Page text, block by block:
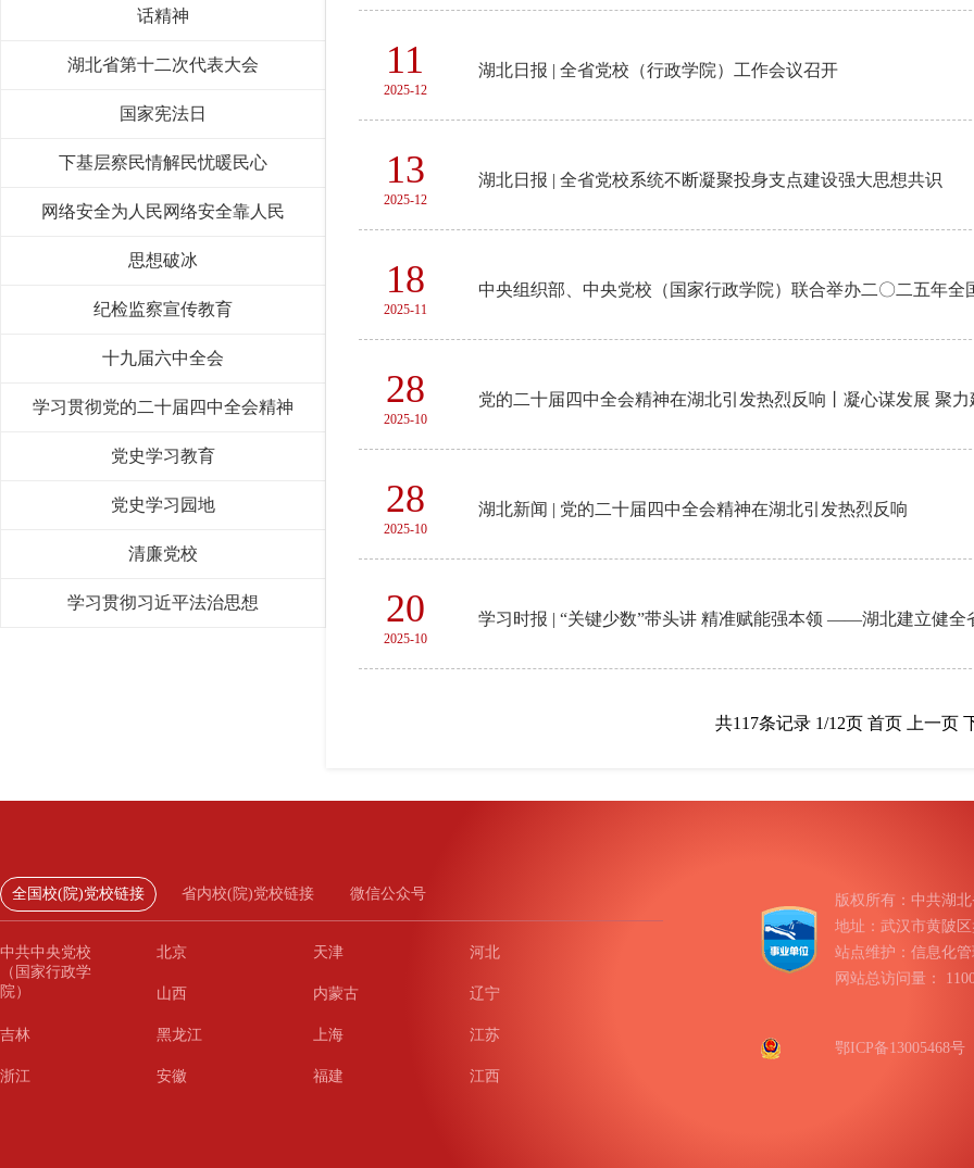
话精神
湖北省第十二次代表大会
国家宪法日
下基层察民情解民忧暖民心
网络安全为人民网络安全靠人民
思想破冰
纪检监察宣传教育
十九届六中全会
学习贯彻党的二十届四中全会精神
党史学习教育
党史学习园地
清廉党校
学习贯彻习近平法治思想
11
2025-12
湖北日报 | 全省党校（行政学院）工作会议召开
13
2025-12
湖北日报 | 全省党校系统不断凝聚投身支点建设强大思想共识
18
2025-11
中央组织部、中央党校（国家行政学院）联合举办二〇二五年全
28
2025-10
党的二十届四中全会精神在湖北引发热烈反响丨凝心谋发展 聚力
28
2025-10
湖北新闻 | 党的二十届四中全会精神在湖北引发热烈反响
20
2025-10
学习时报 | “关键少数”带头讲 精准赋能强本领 ——湖北建立健全
共117条记录 1/12页 首页 上一页
全国校(院)党校链接 省内校(院)党校链接 微信公众号
中共中央党校
（国家行政学
院）
北京 天津 河北
山西 内蒙古 辽宁
吉林 黑龙江 上海 江苏
浙江 安徽 福建 江西
版权所有：中共湖
地址：武汉市黄陂
站点维护：信息化
网站总访问量：
鄂ICP备13005468号